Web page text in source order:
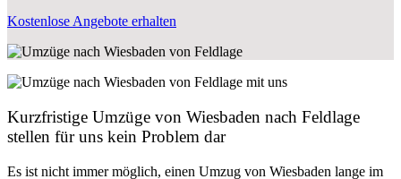
Kostenlose Angebote erhalten
Kurzfristige Umzüge von Wiesbaden nach Feldlage
stellen für uns kein Problem dar
Es ist nicht immer möglich, einen Umzug von Wiesbaden lange im